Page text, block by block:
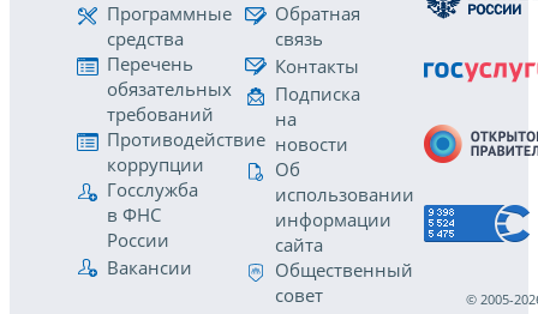
Программные
средства
Перечень
обязательных
требований
Противодействие
коррупции
Госслужба
в ФНС
России
Вакансии
Обратная
связь
Контакты
Подписка
на
новости
Об
использовании
информации
сайта
Общественный
совет
© 2005-